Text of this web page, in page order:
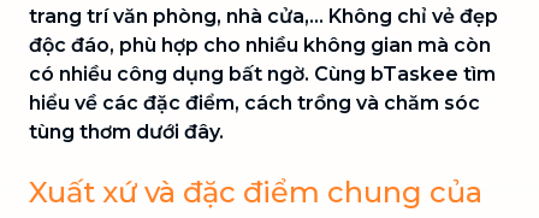
trang trí văn phòng, nhà cửa,... Không chỉ vẻ đẹp
độc đáo, phù hợp cho nhiều không gian mà còn
có nhiều công dụng bất ngờ. Cùng bTaskee tìm
hiểu về các đặc điểm, cách trồng và chăm sóc
tùng thơm dưới đây.
Xuất xứ và đặc điểm chung của